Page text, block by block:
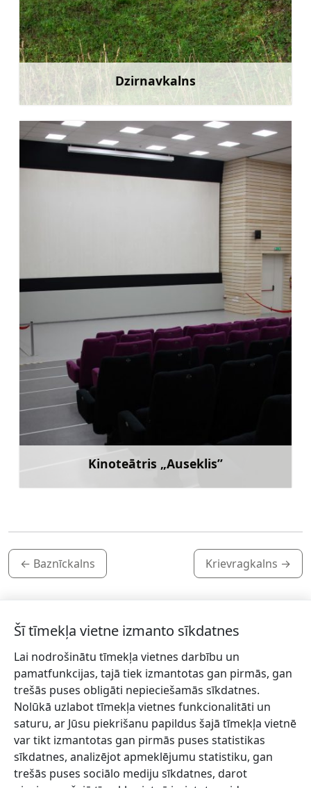
Dzirnavkalns
Uzzināt vairāk
Kinoteātris „Auseklis”
← Baznīckalns Krievragkalns →
Piesakies jaunumiem!
Pieraksties jaunumiem e-pastā un nepalaid garām
jaunākās aktualitātes.
Šī tīmekļa vietne izmanto sīkdatnes
Lai nodrošinātu tīmekļa vietnes darbību un
pamatfunkcijas, tajā tiek izmantotas gan pirmās, gan
trešās puses obligāti nepieciešamās sīkdatnes.
Nolūkā uzlabot tīmekļa vietnes funkcionalitāti un
saturu, ar Jūsu piekrišanu papildus šajā tīmekļa vietnē
var tikt izmantotas gan pirmās puses statistikas
sīkdatnes, analizējot apmeklējumu statistiku, gan
trešās puses sociālo mediju sīkdatnes, darot